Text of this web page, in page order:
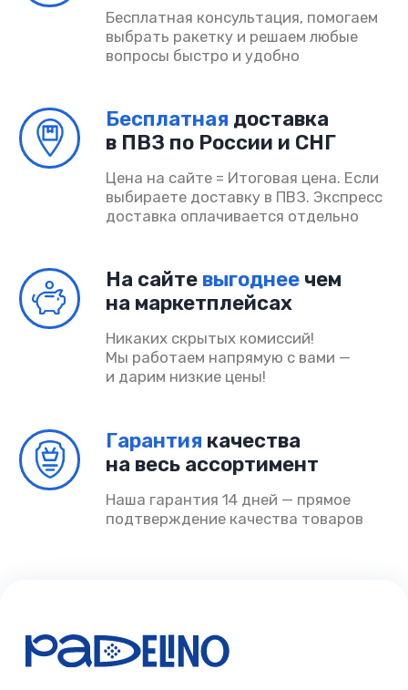
Поддержка
Сотрудничество
Согласие на обработку
Политика конфиденциальности
Главная
+7(499) 550-34-04
info@padelino.ru
Возврат и обмен
ИП Шмакова Алина Владимировна
ОГРНИП 325080000034032
ИНН 504318685090
Подписывайтесь на наш Телеграмм